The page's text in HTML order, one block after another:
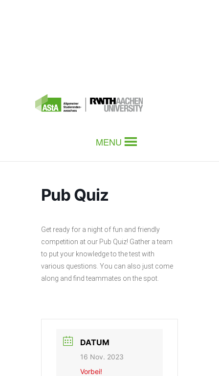
MENU
Pub Quiz
Get ready for a night of fun and friendly
competition at our Pub Quiz! Gather a team
to put your knowledge to the test with
various questions. You can also just come
along and find teammates on the spot.
DATUM
16 Nov. 2023
Vorbei!